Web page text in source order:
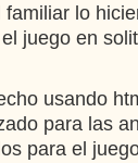
lo
juego en
usando
para las
para el